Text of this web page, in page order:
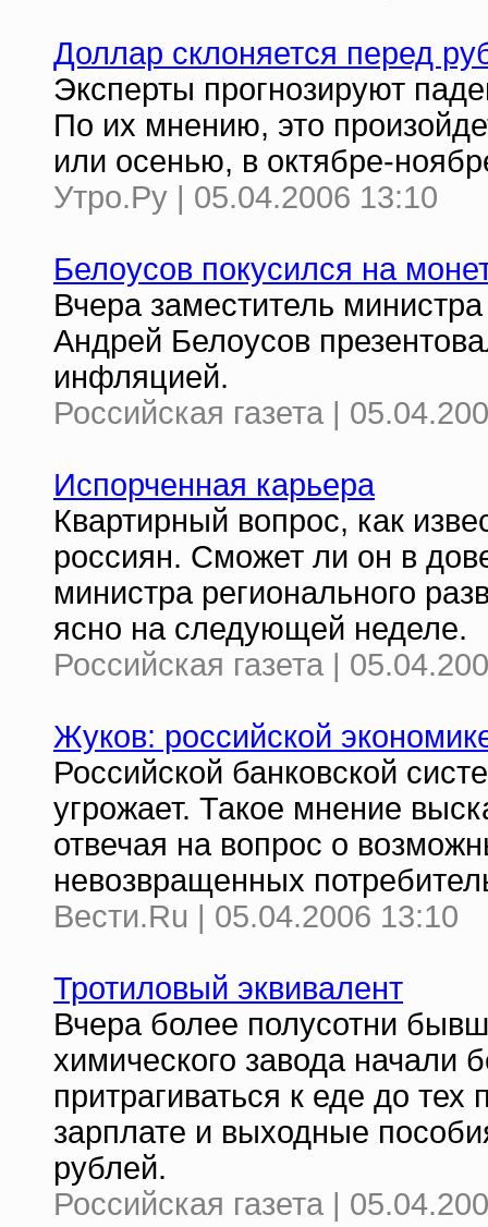
Доллар склоняется перед
Эксперты прогнозируют
По их мнению, это
или осенью, в октябре-
Утро.Ру | 05.04.2006 13:10
Белоусов покусился на
Вчера заместитель
Андрей Белоусов
инфляцией.
Российская газета |
Испорченная карьера
Квартирный вопрос, как
россиян. Сможет ли он в
министра регионального
ясно на следующей неделе.
Российская газета |
Жуков: российской
Российской банковской
угрожает. Такое мнение
отвечая на вопрос о
невозвращенных
Вести.Ru | 05.04.2006 13:10
Тротиловый эквивалент
Вчера более полусотни
химического завода начали
притрагиваться к еде до
зарплате и выходные
рублей.
Российская газета |